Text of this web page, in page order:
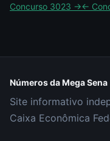
Concurso 3023 →←
Números da Mega Sena
Site informativo
Caixa Econômica